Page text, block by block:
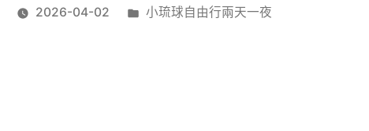
2026-04-02
分
小琉球自由行兩天一夜